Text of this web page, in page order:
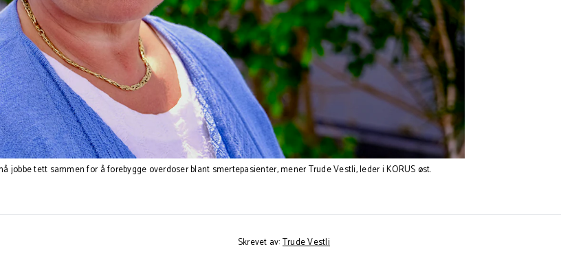
jobbe tett sammen for å forebygge overdoser blant smertepasienter, mener Trude Vestli, leder i KORUS øst.
Skrevet av:Trude Vestli